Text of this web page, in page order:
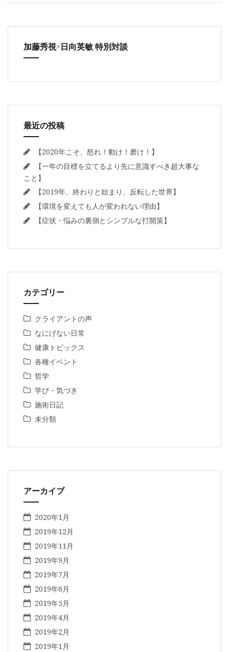
加藤秀視×日向英敏 特別対談
最近の投稿
【2020年こそ、怒れ！動け！磨け！】
【一年の目標を立てるより先に意識すべき超大事な
こと】
【2019年、終わりと始まり、反転した世界】
【環境を変えても人が変われない理由】
【症状・悩みの裏側とシンプルな打開策】
カテゴリー
クライアントの声
なにげない日常
健康トピックス
各種イベント
哲学
学び・気づき
施術日記
未分類
アーカイブ
2020年1月
2019年12月
2019年11月
2019年9月
2019年7月
2019年6月
2019年5月
2019年4月
2019年2月
2019年1月